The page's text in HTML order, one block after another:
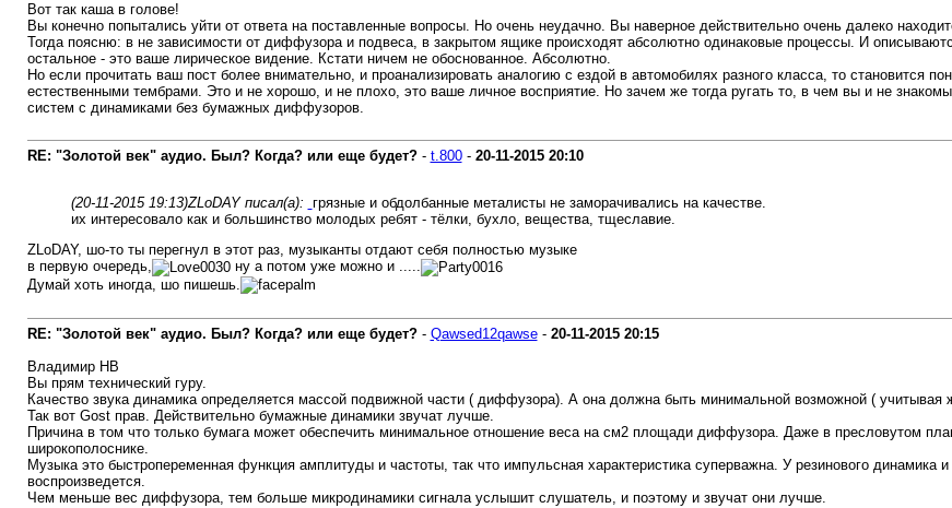
Вот так каша в голове!
Вы конечно попытались уйти от ответа на поставленные вопросы. Но очень неудачно. Вы наверное действительно очень далеко
Тогда поясню: в не зависимости от диффузора и подвеса, в закрытом ящике происходят абсолютно одинаковые процессы. И
остальное - это ваше лирическое видение. Кстати ничем не обоснованное. Абсолютно.
Но если прочитать ваш пост более внимательно, и проанализировать аналогию с ездой в автомобилях разного класса, то становится
естественными тембрами. Это и не хорошо, и не плохо, это ваше личное восприятие. Но зачем же тогда ругать то, в чем вы и не
систем с динамиками без бумажных диффузоров.
RE: "Золотой век" аудио. Был? Когда? или еще будет?- t.800- 20-11-2015 20:10
(20-11-2015 19:13)ZLoDAY писал(а): грязные и обдолбанные металисты не заморачивались на качестве.
их интересовало как и большинство молодых ребят - тёлки, бухло, вещества, тщеславие.
ZLoDAY, шо-то ты перегнул в этот раз, музыканты отдают себя полностью музыке
в первую очередь,
ну а потом уже можно и .....
Думай хоть иногда, шо пишешь.
RE: "Золотой век" аудио. Был? Когда? или еще будет?- Qawsed12qawse- 20-11-2015 20:15
Владимир НВ
Вы прям технический гуру.
Качество звука динамика определяется массой подвижной части ( диффузора). А она должна быть минимальной возможной (
Так вот Gost прав. Действительно бумажные динамики звучат лучше.
Причина в том что только бумага может обеспечить минимальное отношение веса на см2 площади диффузора. Даже в пресловутом
широкополоснике.
Музыка это быстропеременная функция амплитуды и частоты, так что импульсная характеристика суперважна. У резинового
воспроизведется.
Чем меньше вес диффузора, тем больше микродинамики сигнала услышит слушатель, и поэтому и звучат они лучше.